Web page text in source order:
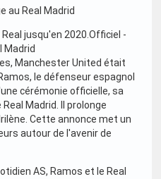
au Real Madrid
jusqu'en 2020.Officiel -
Madrid
Manchester United était
le défenseur espagnol
cérémonie officielle, sa
Madrid. Il prolonge
Cette annonce met un
autour de l'avenir de
AS, Ramos et le Real